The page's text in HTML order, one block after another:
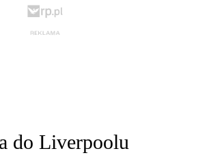
do Liverpoolu